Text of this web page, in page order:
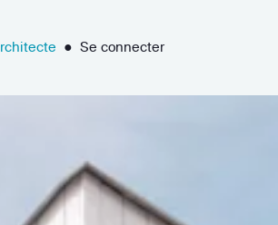
● Se connecter